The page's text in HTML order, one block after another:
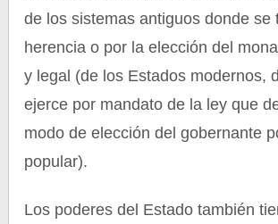
de los sistemas antiguos donde se
herencia o por la elección del
y legal (de los Estados modernos,
ejerce por mandato de la ley que
modo de elección del gobernante
popular).
Los poderes del Estado también